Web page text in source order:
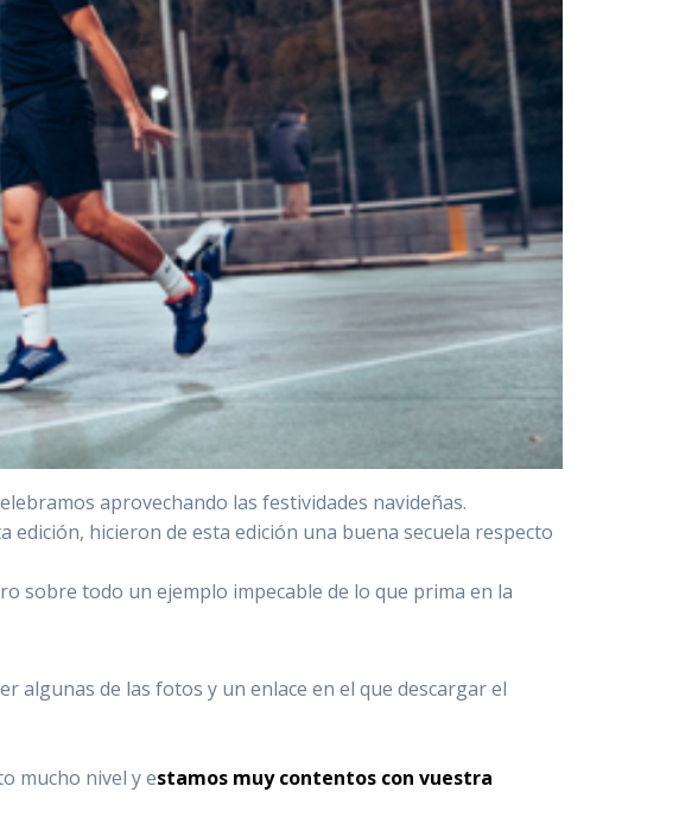
aprovechando las festividades navideñas.
hicieron de esta edición una buena secuela respecto
sobre todo un ejemplo impecable de lo que prima en la
algunas de las fotos y un enlace en el que descargar el
mucho nivel y estamos muy contentos con vuestra